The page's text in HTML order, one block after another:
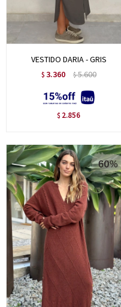
VESTIDO DARIA - GRIS
$ 3.360 $5.600
$ 2.856